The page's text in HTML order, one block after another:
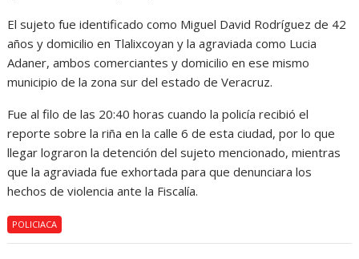
El sujeto fue identificado como Miguel David Rodríguez de 42
años y domicilio en Tlalixcoyan y la agraviada como Lucia
Adaner, ambos comerciantes y domicilio en ese mismo
municipio de la zona sur del estado de Veracruz.
Fue al filo de las 20:40 horas cuando la policía recibió el
reporte sobre la riña en la calle 6 de esta ciudad, por lo que
llegar lograron la detención del sujeto mencionado, mientras
que la agraviada fue exhortada para que denunciara los
hechos de violencia ante la Fiscalía.
POLICIACA